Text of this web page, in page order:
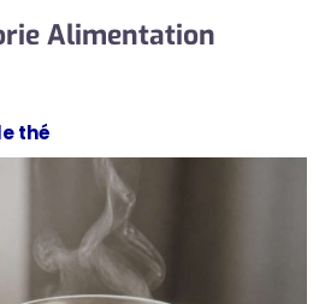
Alimentation
thé